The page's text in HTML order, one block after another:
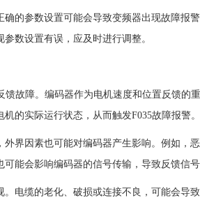
确的参数设置可能会导致变频器出现故障报
数设置有误，应及时进行调整。
馈故障。编码器作为电机速度和位置反馈
机的实际运行状态，从而触发F035故障报警。
外界因素也可能对编码器产生影响。例如，
可能会影响编码器的信号传输，导致反馈信
。电缆的老化、破损或连接不良，可能会导